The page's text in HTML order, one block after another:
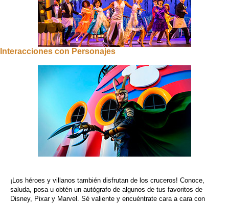
Interacciones con Personajes
¡Los héroes y villanos también disfrutan de los cruceros! Conoce,
saluda, posa u obtén un autógrafo de algunos de tus favoritos de
Disney, Pixar y Marvel. Sé valiente y encuéntrate cara a cara con